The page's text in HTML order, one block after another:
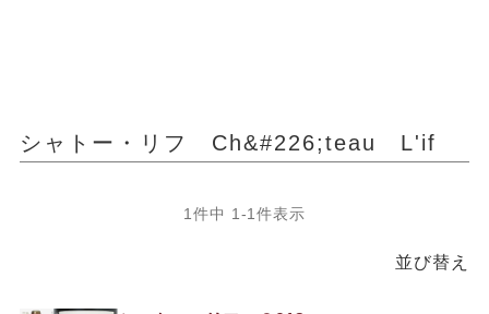
シャトー・リフ Ch&#226;teau L'if
並び替え
1 件中 1 -1件表示